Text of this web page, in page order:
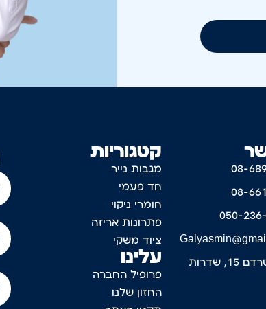
קטגוריות
מגבות נייר
חד פעמי
חומרי ניקוי
פתרונות אריזה
ציוד משקי
עלינו
פרופיל החברה
החזון שלנו
08-
08-
050-
שדרות